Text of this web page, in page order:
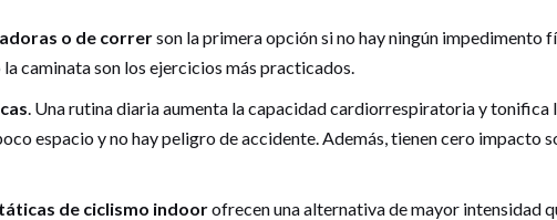
o de correrson la primera opción si no hay ningún impedimento
caminata son los ejercicios más practicados.
. Una rutina diaria aumenta la capacidad cardiorrespiratoria y tonifica
espacio y no hay peligro de accidente. Además, tienen cero impacto
de ciclismo indoorofrecen una alternativa de mayor intensidad